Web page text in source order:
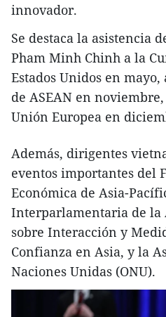
innovador.
Se destaca la asistencia
Pham Minh Chinh a la
Estados Unidos en mayo,
de ASEAN en
Unión Europea en
Además, dirigentes
eventos importantes del
Económica de Asia-
Interparlamentaria de la
sobre Interacción y
Confianza en Asia, y la
Naciones Unidas (ONU).